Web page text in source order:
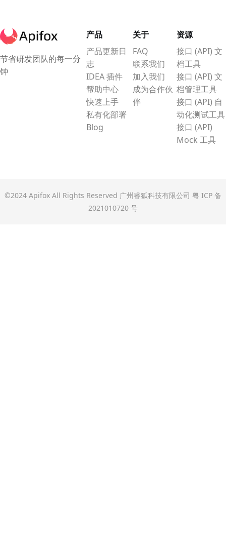
节省研发团队的每一分
钟
产品
产品更新日
志
IDEA 插件
帮助中心
快速上手
私有化部署
Blog
关于
FAQ
联系我们
加入我们
成为合作伙
伴
资源
接口 (API) 文
档工具
接口 (API) 文
档管理工具
接口 (API) 自
动化测试工具
接口 (API)
Mock 工具
©2024 Apifox All Rights Reserved 广州睿狐科技有限公司 粤 ICP 备
2021010720 号